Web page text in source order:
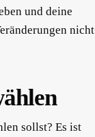
und deine
nicht
sollst? Es ist